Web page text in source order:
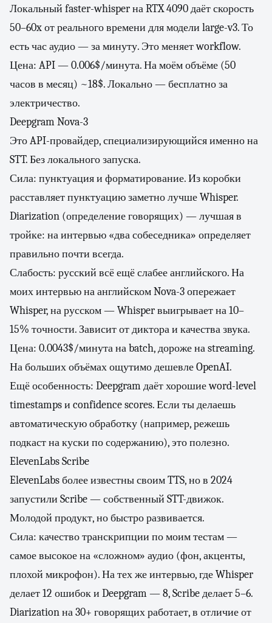
Локальный faster-whisper на RTX 4090 даёт скорость
50–60x от реального времени для модели large-v3. То
есть час аудио — за минуту. Это меняет workflow.
Цена: API — 0.006$/минута. На моём объёме (50
часов в месяц) ~18$. Локально — бесплатно за
электричество.
Deepgram Nova-3
Это API-провайдер, специализирующийся именно на
STT. Без локального запуска.
Сила: пунктуация и форматирование. Из коробки
расставляет пунктуацию заметно лучше Whisper.
Diarization (определение говорящих) — лучшая в
тройке: на интервью «два собеседника» определяет
правильно почти всегда.
Слабость: русский всё ещё слабее английского. На
моих интервью на английском Nova-3 опережает
Whisper, на русском — Whisper выигрывает на 10–
15% точности. Зависит от диктора и качества звука.
Цена: 0.0043$/минута на batch, дороже на streaming.
На больших объёмах ощутимо дешевле OpenAI.
Ещё особенность: Deepgram даёт хорошие word-level
timestamps и confidence scores. Если ты делаешь
автоматическую обработку (например, режешь
подкаст на куски по содержанию), это полезно.
ElevenLabs Scribe
ElevenLabs более известны своим TTS, но в 2024
запустили Scribe — собственный STT-движок.
Молодой продукт, но быстро развивается.
Сила: качество транскрипции по моим тестам —
самое высокое на «сложном» аудио (фон, акценты,
плохой микрофон). На тех же интервью, где Whisper
делает 12 ошибок и Deepgram — 8, Scribe делает 5–6.
Diarization на 30+ говорящих работает, в отличие от